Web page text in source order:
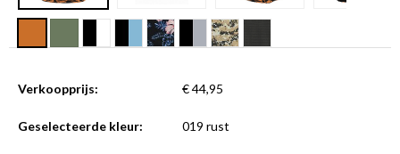
Verkoopprijs: € 44,95
Geselecteerde kleur: 019 rust